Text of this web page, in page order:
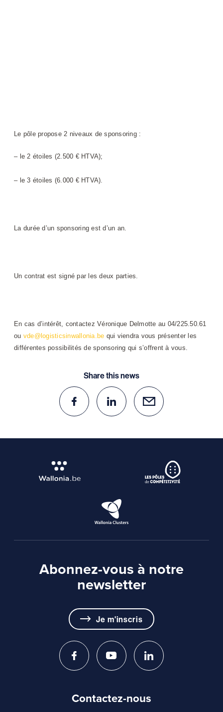
Le pôle propose 2 niveaux de sponsoring :
– le 2 étoiles (2.500 € HTVA);
– le 3 étoiles (6.000 € HTVA).
La durée d’un sponsoring est d’un an.
Un contrat est signé par les deux parties.
En cas d’intérêt, contactez Véronique Delmotte au 04/225.50.61
ou vde@logisticsinwallonia.be qui viendra vous présenter les
différentes possibilités de sponsoring qui s’offrent à vous.
Share this news
Abonnez-vous à notre
newsletter
Je m'inscris
Contactez-nous